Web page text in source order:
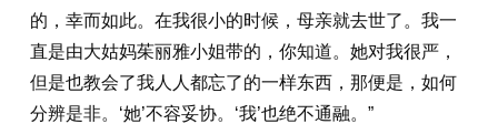
的，幸而如此。在我很小的时候，母亲就去世了。我一
直是由大姑妈茱丽雅小姐带的，你知道。她对我很严，
但是也教会了我人人都忘了的一样东西，那便是，如何
分辨是非。‘她’不容妥协。‘我’也绝不通融。”